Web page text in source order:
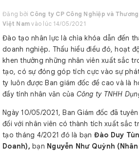
Đăng bởi Công ty CP Công Nghiệp và
Việt Nam vào lúc 14/05/2021
Đào tạo nhân lực là chìa khóa dẫn đến
doanh nghiệp. Thấu hiểu điều đó, hoạt
khen thưởng những nhân viên xuất sắc
tạo, có sự đóng góp tích cực vào sự
ty luôn được Ban giám đốc đề cao và là
đầy tính nhân văn của Công ty TNHH
Ngày 10/05/2021, Ban Giám đốc đã
đối với nhân viên có thành tích xuất sắc
tạo tháng 4/2021 đó là bạn Đào Duy
Doanh),bạn Nguyễn Như Quỳnh